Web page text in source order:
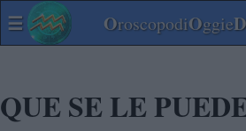
☰ OroscopodiOggieD
QUE SE LE